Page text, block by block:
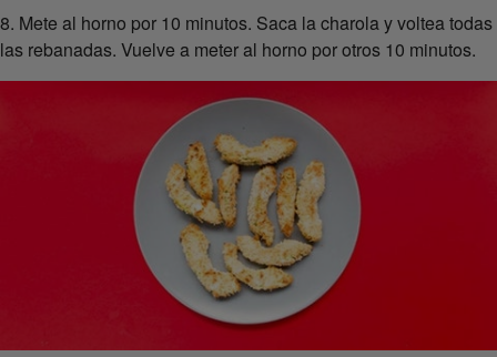
8. Mete al horno por 10 minutos. Saca la charola y voltea todas
las rebanadas. Vuelve a meter al horno por otros 10 minutos.